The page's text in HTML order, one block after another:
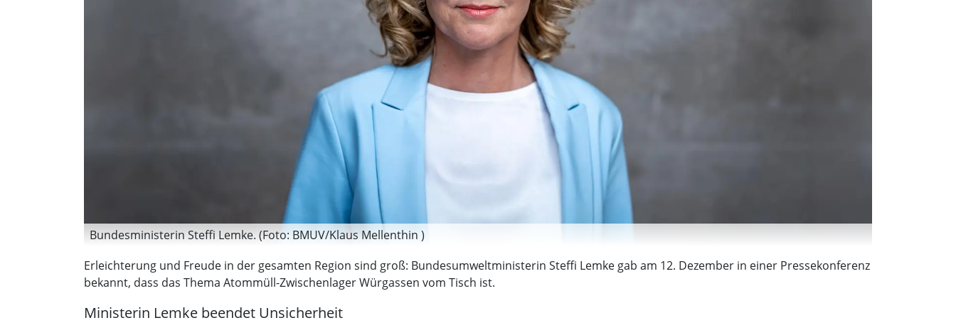
Bundesministerin Steffi Lemke. (Foto: BMUV/Klaus Mellenthin )
Erleichterung und Freude in der gesamten Region sind groß: Bundesumweltministerin Steffi Lemke gab am 12. Dezember in einer Pressekonferenz
bekannt, dass das Thema Atommüll-Zwischenlager Würgassen vom Tisch ist.
Ministerin Lemke beendet Unsicherheit